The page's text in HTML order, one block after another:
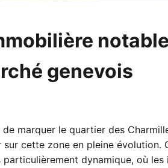
genevois
marquer le quartier des
cette zone en pleine évolution.
dynamique, où